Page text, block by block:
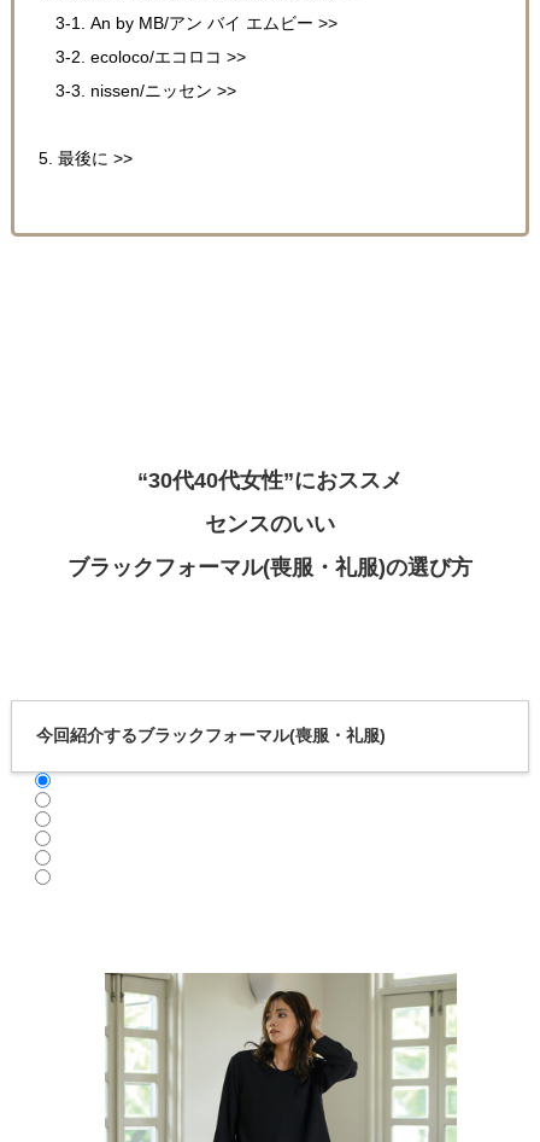
3-1. An by MB/アン バイ エムビー >>
3-2. ecoloco/エコロコ >>
3-3. nissen/ニッセン >>
5. 最後に >>
“30代40代女性”におススメ
センスのいい
ブラックフォーマル(喪服・礼服)の選び方
今回紹介するブラックフォーマル(喪服・礼服)